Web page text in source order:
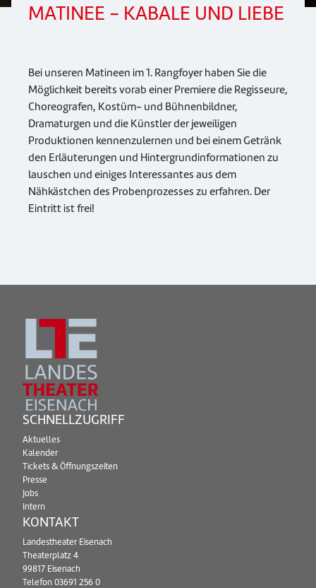
MATINEE - KABALE UND LIEBE
Bei unseren Matineen im 1. Rangfoyer haben Sie die
Möglichkeit bereits vorab einer Premiere die Regisseure,
Choreografen, Kostüm- und Bühnenbildner,
Dramaturgen und die Künstler der jeweiligen
Produktionen kennenzulernen und bei einem Getränk
den Erläuterungen und Hintergrundinformationen zu
lauschen und einiges Interessantes aus dem
Nähkästchen des Probenprozesses zu erfahren. Der
Eintritt ist frei!
SCHNELLZUGRIFF
Aktuelles
Kalender
Tickets & Öffnungszeiten
Presse
Jobs
Intern
KONTAKT
Landestheater Eisenach
Theaterplatz 4
99817 Eisenach
Telefon 03691 256 0